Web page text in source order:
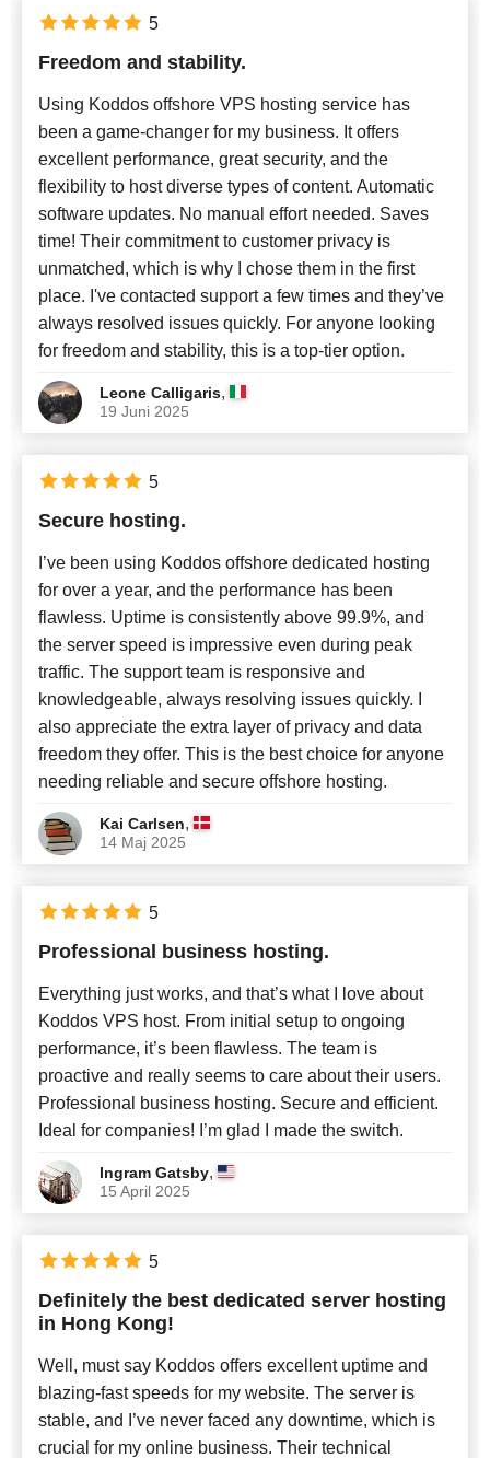
Freedom and stability.
Using Koddos offshore VPS hosting service has
been a game-changer for my business. It offers
excellent performance, great security, and the
flexibility to host diverse types of content. Automatic
software updates. No manual effort needed. Saves
time! Their commitment to customer privacy is
unmatched, which is why I chose them in the first
place. I've contacted support a few times and they’ve
always resolved issues quickly. For anyone looking
for freedom and stability, this is a top-tier option.
Leone Calligaris,
19 Juni 2025
5
Secure hosting.
I’ve been using Koddos offshore dedicated hosting
for over a year, and the performance has been
flawless. Uptime is consistently above 99.9%, and
the server speed is impressive even during peak
traffic. The support team is responsive and
knowledgeable, always resolving issues quickly. I
also appreciate the extra layer of privacy and data
freedom they offer. This is the best choice for anyone
needing reliable and secure offshore hosting.
Kai Carlsen,
14 Maj 2025
5
Professional business hosting.
Everything just works, and that’s what I love about
Koddos VPS host. From initial setup to ongoing
performance, it’s been flawless. The team is
proactive and really seems to care about their users.
Professional business hosting. Secure and efficient.
Ideal for companies! I’m glad I made the switch.
Ingram Gatsby,
15 April 2025
5
Definitely the best dedicated server hosting
in Hong Kong!
Well, must say Koddos offers excellent uptime and
blazing-fast speeds for my website. The server is
stable, and I’ve never faced any downtime, which is
crucial for my online business. Their technical
5